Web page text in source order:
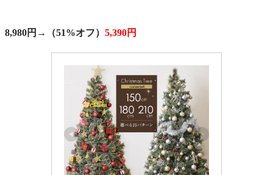
8,980円→ （51%オフ） 5,390円